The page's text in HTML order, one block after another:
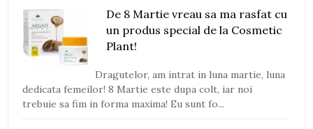
De 8 Martie vreau sa ma rasfat cu
un produs special de la Cosmetic
Plant!
Dragutelor, am intrat in luna martie, luna
dedicata femeilor! 8 Martie este dupa colt, iar noi
trebuie sa fim in forma maxima! Eu sunt fo...